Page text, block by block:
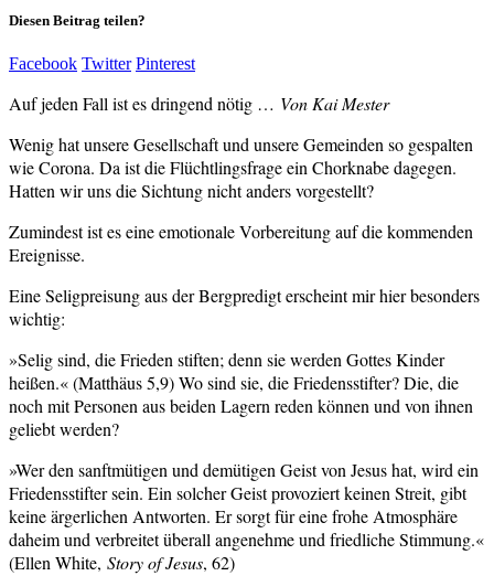
Diesen Beitrag teilen?
Facebook Twitter Pinterest
Auf jeden Fall ist es dringend nötig … Von Kai Mester
Wenig hat unsere Gesellschaft und unsere Gemeinden so gespalten
wie Corona. Da ist die Flüchtlingsfrage ein Chorknabe dagegen.
Hatten wir uns die Sichtung nicht anders vorgestellt?
Zumindest ist es eine emotionale Vorbereitung auf die kommenden
Ereignisse.
Eine Seligpreisung aus der Bergpredigt erscheint mir hier besonders
wichtig:
»Selig sind, die Frieden stiften; denn sie werden Gottes Kinder
heißen.« (Matthäus 5,9) Wo sind sie, die Friedensstifter? Die, die
noch mit Personen aus beiden Lagern reden können und von ihnen
geliebt werden?
»Wer den sanftmütigen und demütigen Geist von Jesus hat, wird ein
Friedensstifter sein. Ein solcher Geist provoziert keinen Streit, gibt
keine ärgerlichen Antworten. Er sorgt für eine frohe Atmosphäre
daheim und verbreitet überall angenehme und friedliche Stimmung.«
(Ellen White, Story of Jesus, 62)